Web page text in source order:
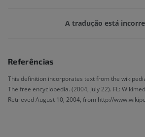
A tradução está
Referências
This definition incorporates text from the
The free encyclopedia. (2004, July 22). FL:
Retrieved August 10, 2004, from http://